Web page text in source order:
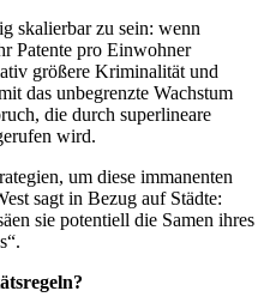
skalierbar zu sein: wenn
Patente pro Einwohner
größere Kriminalität und
das unbegrenzte Wachstum
die durch superlineare
wird.
um diese immanenten
sagt in Bezug auf Städte:
sie potentiell die Samen ihres